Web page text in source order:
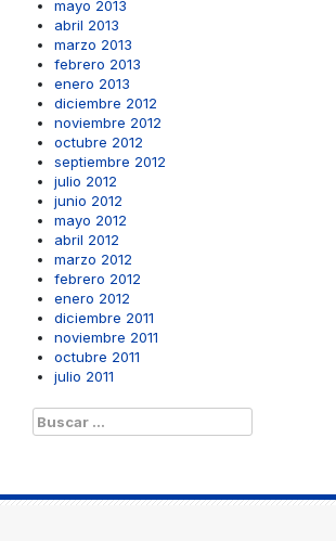
mayo 2013
abril 2013
marzo 2013
febrero 2013
enero 2013
diciembre 2012
noviembre 2012
octubre 2012
septiembre 2012
julio 2012
junio 2012
mayo 2012
abril 2012
marzo 2012
febrero 2012
enero 2012
diciembre 2011
noviembre 2011
octubre 2011
julio 2011
Buscar: